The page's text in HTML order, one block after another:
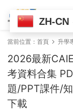
當前位置： 首頁 升學
2026最新
考資料合集
題/PPT課件/
下載
ZH-CN